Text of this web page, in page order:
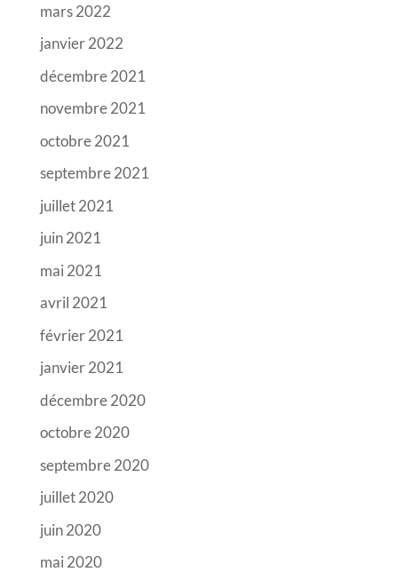
mars 2022
janvier 2022
décembre 2021
novembre 2021
octobre 2021
septembre 2021
juillet 2021
juin 2021
mai 2021
avril 2021
février 2021
janvier 2021
décembre 2020
octobre 2020
septembre 2020
juillet 2020
juin 2020
mai 2020